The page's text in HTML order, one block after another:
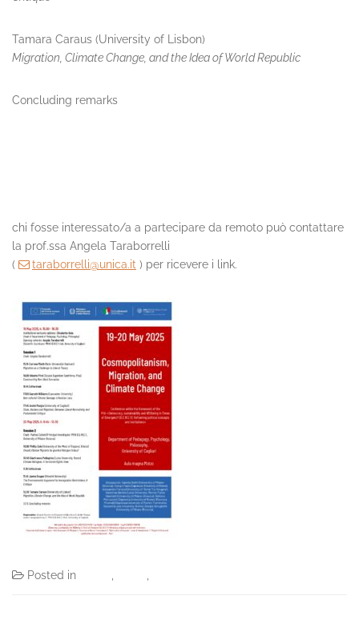
Tamara Caraus (University of Lisbon)
Migration, Climate Change, and the Idea of World Republic
Concluding remarks
chi fosse interessato/a a partecipare da remoto può contattare
la prof.ssa Angela Taraborrelli
(
taraborrelli@unica.it ) per ricevere i link.
Posted in